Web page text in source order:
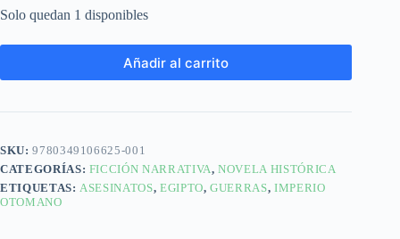
Solo quedan 1 disponibles
Añadir al carrito
SKU:9780349106625-001
CATEGORÍAS: FICCIÓN NARRATIVA,NOVELA HISTÓRICA
ETIQUETAS:ASESINATOS, EGIPTO,GUERRAS,IMPERIO
OTOMANO